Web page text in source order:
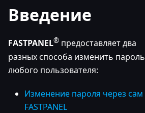
Введение
FASTPANEL® предоставляет два
разных способа изменить пароль
любого пользователя:
Изменение пароля через сам
FASTPANEL